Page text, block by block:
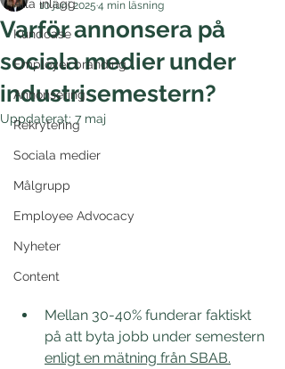
Alla inlägg
Kundcase
Employer branding
Annonsering
Rekrytering
Sociala medier
Målgrupp
Employee Advocacy
Nyheter
Content
Varför annonsera på
sociala medier under
industrisemestern?
10 juni 2025 4 min läsning
Uppdaterat: 7 maj
Mellan 30-40% funderar faktiskt
på att byta jobb under semestern
enligt en mätning från SBAB.